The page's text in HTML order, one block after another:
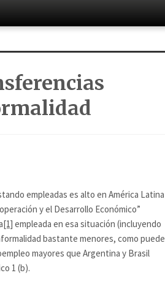
empleadas es alto en América Latina
y el Desarrollo Económico”
[1] empleada en esa situación (incluyendo
bastante menores, como puede
mayores que Argentina y Brasil
1 (b).